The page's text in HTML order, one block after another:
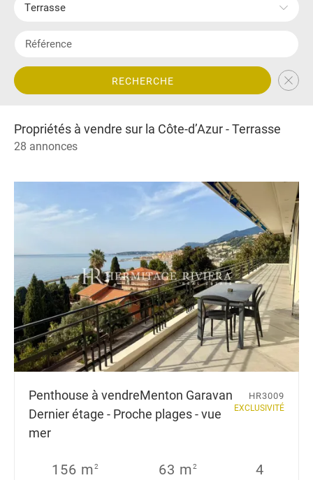
Terrasse
RECHERCHE
Propriétés à vendre sur la Côte-d’Azur - Terrasse
28 annonces
Penthouse à vendreMenton Garavan
Dernier étage - Proche plages - vue
mer
HR3009
EXCLUSIVITÉ
156 m2 63 m2 4